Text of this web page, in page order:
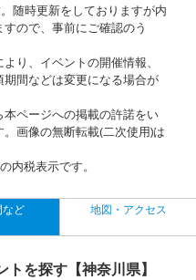
随時更新をしておりますが内
ので、事前にご確認のう
り、イベントの開催情報、
間などは変更になる場合が
ページへの掲載の許諾をい
画像の無断転載(二次使用)は
内税表示です。
など 地図・アクセス
を探す【神奈川県】